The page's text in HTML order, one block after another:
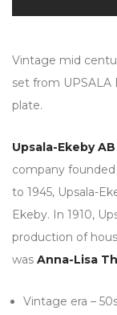
Vintage mid
set from UPSALA
plate.
Upsala-Ekeby AB
company founded
to 1945, Upsala-
Ekeby. In 1910,
production of
was Anna-Lisa
Vintage era –